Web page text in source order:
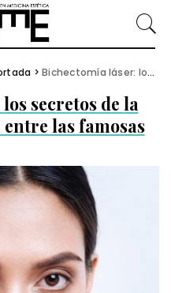
>Bichectomía láser: los secretos de la cirugía que triunfa entre las famosas
secretos de la
las famosas